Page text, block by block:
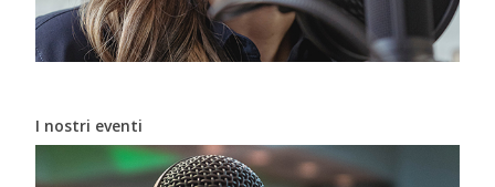
I nostri eventi